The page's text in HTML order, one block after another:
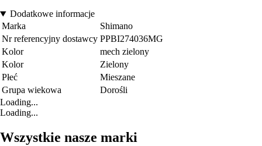
Dodatkowe informacje
Marka
Shimano
Nr referencyjny dostawcy PPBI274036MG
Kolor
mech zielony
Kolor
Zielony
Płeć
Mieszane
Grupa wiekowa
Dorośli
Loading...
Loading...
Wszystkie nasze marki